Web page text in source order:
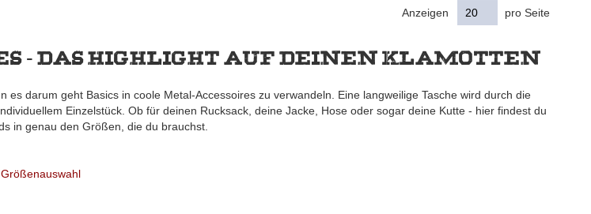
Anzeigen pro Seite
- das Highlight auf deinen Klamotten
es darum geht Basics in coole Metal-Accessoires zu verwandeln. Eine langweilige Tasche wird durch die
Einzelstück. Ob für deinen Rucksack, deine Jacke, Hose oder sogar deine Kutte - hier findest du
in genau den Größen, die du brauchst.